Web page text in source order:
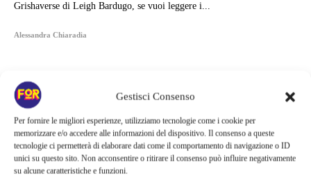
Gestisci Consenso
Per fornire le migliori esperienze, utilizziamo tecnologie come i cookie per
memorizzare e/o accedere alle informazioni del dispositivo. Il consenso a queste
tecnologie ci permetterà di elaborare dati come il comportamento di navigazione o ID
unici su questo sito. Non acconsentire o ritirare il consenso può influire negativamente
su alcune caratteristiche e funzioni.
Grishaverse di Leigh Bardugo, se vuoi leggere i...
Alessandra Chiaradia